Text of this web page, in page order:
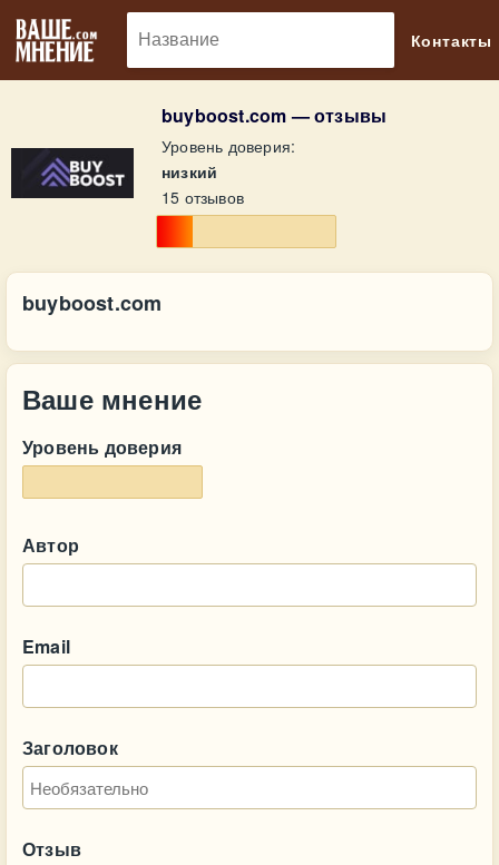
Контакты
buyboost.com — отзывы
Уровень доверия:
низкий
15 отзывов
buyboost.com
Ваше мнение
Уровень доверия
Автор
Email
Заголовок
Отзыв